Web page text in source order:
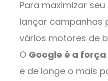
Para maximizar
lançar campanhas
vários motores de
O Google é a
e de longe o mais